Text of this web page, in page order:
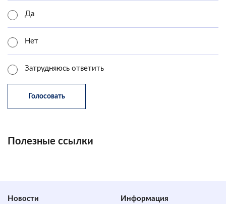
Да
Нет
Затрудняюсь ответить
Полезные ссылки
Новости Информация